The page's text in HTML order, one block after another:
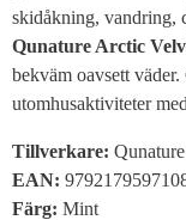
skidåkning, vandring,
Qunature Arctic
bekväm oavsett
utomhusaktiviteter
Tillverkare: Qunature
EAN:
Färg: Mint